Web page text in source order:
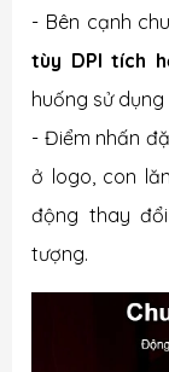
- Bên cạnh
tùy DPI tích
huống sử
- Điểm nhấn
ở logo, con
động thay
tượng.